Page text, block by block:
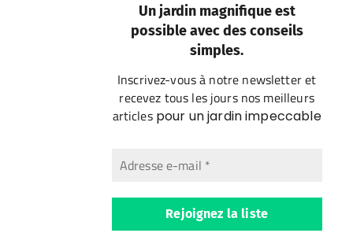
Un jardin magnifique est
possible avec des conseils
simples.
Inscrivez-vous à notre newsletter et
recevez tous les jours nos meilleurs
articlespour un jardin impeccable